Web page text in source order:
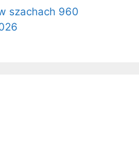
szachach 960